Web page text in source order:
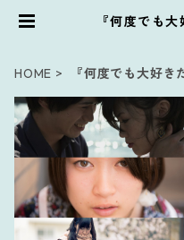
『何度でも
HOME
『何度でも大好き